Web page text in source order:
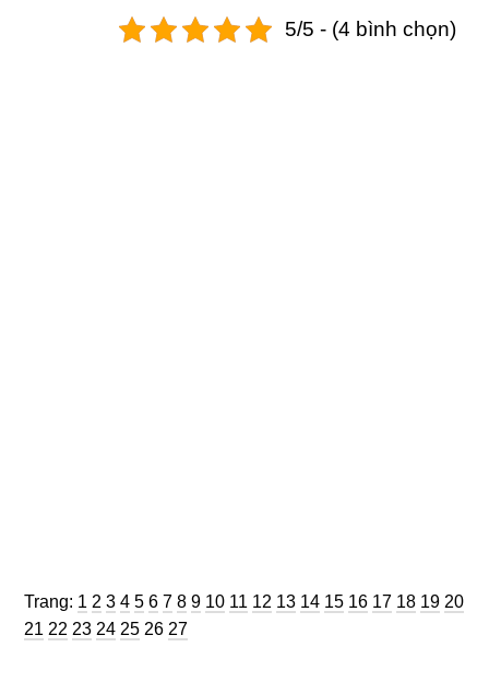
5/5 - (4 bình chọn)
Trang: Trang
1 Trang
2 Trang
3 Trang
4 Trang
5 Trang
6 Trang
7 Trang
8 Trang
9 Trang
10 Trang
11 Trang
12 Trang
13 Trang
14 Trang
15 Trang
16 Trang
17 Trang
18 Trang
19 Trang
20
Trang
21 Trang
22 Trang
23 Trang
24 Trang
25 Trang
26 Trang
27